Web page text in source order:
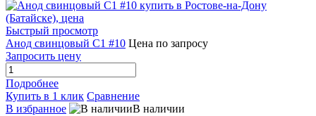
Быстрый просмотр
Анод свинцовый С1 #10 Цена по запросу
Запросить цену
Подробнее
Купить в 1 клик Сравнение
В избранное
В наличии